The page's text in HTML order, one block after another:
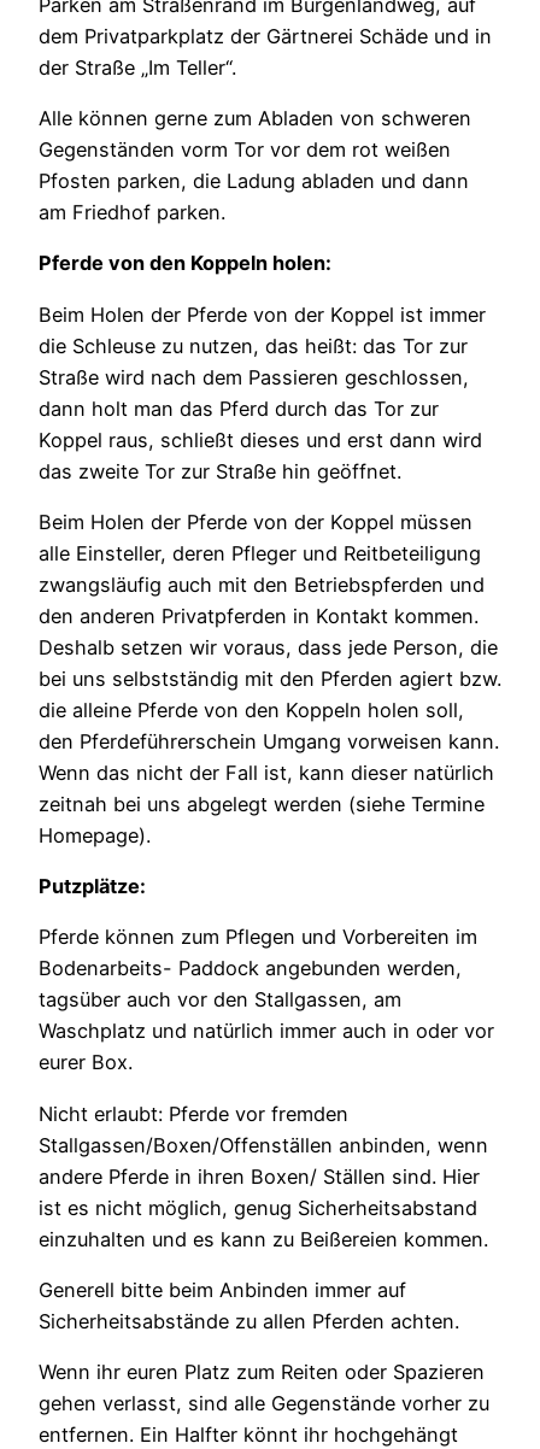
dem Privatparkplatz der Gärtnerei Schäde und in
der Straße „Im Teller“.
Alle können gerne zum Abladen von schweren
Gegenständen vorm Tor vor dem rot weißen
Pfosten parken, die Ladung abladen und dann
am Friedhof parken.
Pferde von den Koppeln holen:
Beim Holen der Pferde von der Koppel ist immer
die Schleuse zu nutzen, das heißt: das Tor zur
Straße wird nach dem Passieren geschlossen,
dann holt man das Pferd durch das Tor zur
Koppel raus, schließt dieses und erst dann wird
das zweite Tor zur Straße hin geöffnet.
Beim Holen der Pferde von der Koppel müssen
alle Einsteller, deren Pfleger und Reitbeteiligung
zwangsläufig auch mit den Betriebspferden und
den anderen Privatpferden in Kontakt kommen.
Deshalb setzen wir voraus, dass jede Person, die
bei uns selbstständig mit den Pferden agiert bzw.
die alleine Pferde von den Koppeln holen soll,
den Pferdeführerschein Umgang vorweisen kann.
Wenn das nicht der Fall ist, kann dieser natürlich
zeitnah bei uns abgelegt werden (siehe Termine
Homepage).
Putzplätze:
Pferde können zum Pflegen und Vorbereiten im
Bodenarbeits- Paddock angebunden werden,
tagsüber auch vor den Stallgassen, am
Waschplatz und natürlich immer auch in oder vor
eurer Box.
Nicht erlaubt: Pferde vor fremden
Stallgassen/Boxen/Offenställen anbinden, wenn
andere Pferde in ihren Boxen/ Ställen sind. Hier
ist es nicht möglich, genug Sicherheitsabstand
einzuhalten und es kann zu Beißereien kommen.
Generell bitte beim Anbinden immer auf
Sicherheitsabstände zu allen Pferden achten.
Wenn ihr euren Platz zum Reiten oder Spazieren
gehen verlasst, sind alle Gegenstände vorher zu
entfernen. Ein Halfter könnt ihr hochgehängt